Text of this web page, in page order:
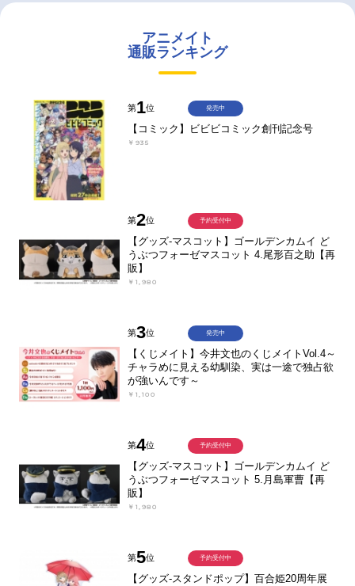
アニメイト
通販ランキング
第1位
【コミック】ビビビコミック創刊記念号
￥935
発売中
第2位
【グッズ-マスコット】ゴールデンカムイ ど
うぶつフォーゼマスコット 4.尾形百之助【再
販】
￥1,980
予約受付中
第3位
【くじメイト】今井文也のくじメイトVol.4～
チャラめに見える幼馴染、実は一途で独占欲
が強いんです～
￥1,100
発売中
第4位
【グッズ-マスコット】ゴールデンカムイ ど
うぶつフォーゼマスコット 5.月島軍曹【再
販】
￥1,980
予約受付中
第5位
【グッズ-スタンドポップ】百合姫20周年展
予約受付中